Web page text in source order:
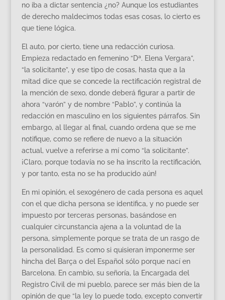
no iba a dictar sentencia ¿no? Aunque los estudiantes
de derecho maldecimos todas esas cosas, lo cierto es
que tiene lógica.
El auto, por cierto, tiene una redacción curiosa.
Empieza redactado en femenino “Dª. Elena Vergara”,
“la solicitante”, y ese tipo de cosas, hasta que a la
mitad dice que se concede la rectificación registral de
la mención de sexo, donde deberá figurar a partir de
ahora “varón” y de nombre “Pablo”, y continúa la
redacción en masculino en los siguientes párrafos. Sin
embargo, al llegar al final, cuando ordena que se me
notifique, como se refiere de nuevo a la situación
actual, vuelve a referirse a mí como “la solicitante”.
¡Claro, porque todavía no se ha inscrito la rectificación,
y por tanto, esta no se ha producido aún!
En mi opinión, el sexogénero de cada persona es aquel
con el que dicha persona se identifica, y no puede ser
impuesto por terceras personas, basándose en
cualquier circunstancia ajena a la voluntad de la
persona, simplemente porque se trata de un rasgo de
la personalidad. Es como si quisieran imponerme ser
hincha del Barça o del Español sólo porque nací en
Barcelona. En cambio, su señoría, la Encargada del
Registro Civil de mi pueblo, parece ser más bien de la
opinión de que “la ley lo puede todo, excepto convertir